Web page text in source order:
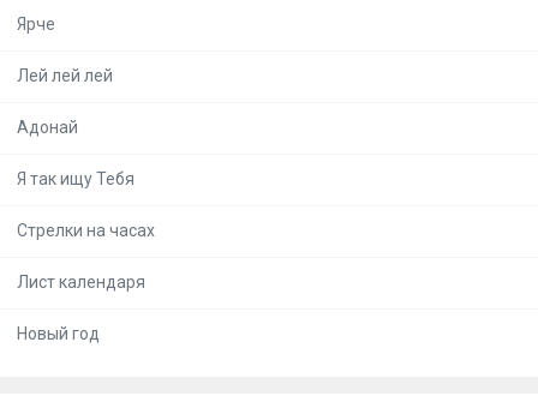
Ярче
Лей лей лей
Адонай
Я так ищу Тебя
Стрелки на часах
Лист календаря
Новый год